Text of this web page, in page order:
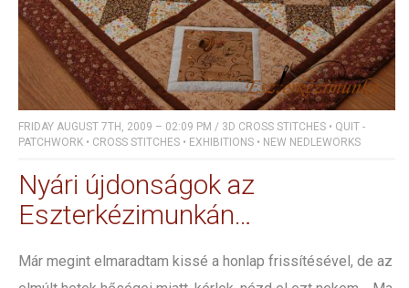
FRIDAY AUGUST 7TH, 2009 – 02:09 PM / 3D CROSS STITCHES • QUIT -
PATCHWORK • CROSS STITCHES • EXHIBITIONS • NEW NEDLEWORKS
Nyári újdonságok az
Eszterkézimunkán…
Már megint elmaradtam kissé a honlap frissítésével, de az